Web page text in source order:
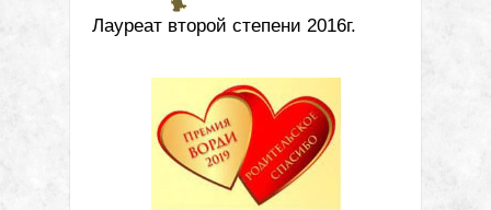
Лауреат второй степени 2016г.